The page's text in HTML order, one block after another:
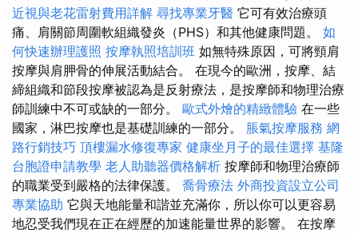
近視與老花雷射費用詳解 尋找專業牙醫 它可有效治療頭
痛、肩關節周圍軟組織發炎（PHS）和其他健康問題。 如
何快速辦理護照 按摩執照培訓班 如無特殊原因，可將頸肩
按摩與肩胛骨的伸展活動結合。 在現今的歐洲，按摩、結
締組織和節段按摩被認為是反射療法，是按摩師和物理治療
師訓練中不可或缺的一部分。 歐式外燴的精緻體驗 在一些
國家，淋巴按摩也是基礎訓練的一部分。 脹氣按摩服務 網
路行銷技巧 頂樓漏水修復專家 健康坐月子的最佳選擇 基隆
台胞證申請教學 老人助聽器價格解析 按摩師和物理治療師
的職業受到嚴格的法律保護。 喬骨療法 外商投資設立公司
專業協助 它與天地能量和諧並充滿你，所以你可以更容易
地忍受我們現在正在經歷的加速能量世界的影響。 在按摩